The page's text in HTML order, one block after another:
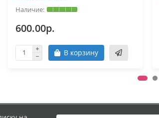
600.00р.
В корзину